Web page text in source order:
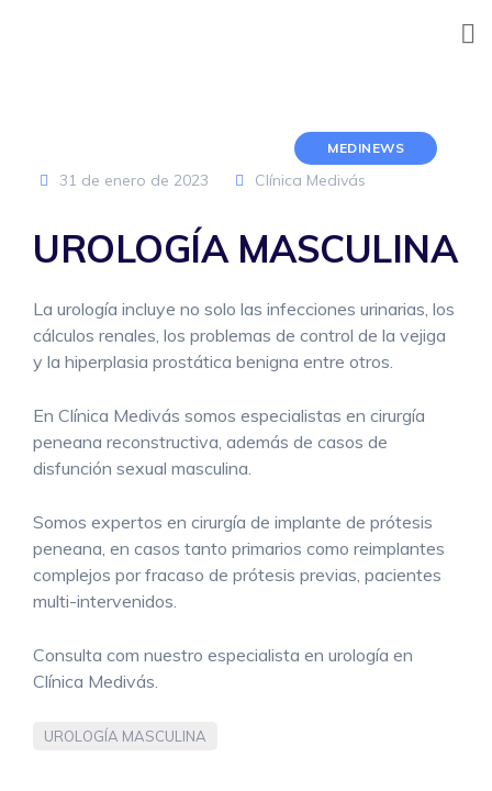
MEDINEWS
31 de enero de 2023 Clínica Medivás
UROLOGÍA MASCULINA
La urología incluye no solo las infecciones urinarias, los
cálculos renales, los problemas de control de la vejiga
y la hiperplasia prostática benigna entre otros.
En Clínica Medivás somos especialistas en cirurgía
peneana reconstructiva, además de casos de
disfunción sexual masculina.
Somos expertos en cirurgía de implante de prótesis
peneana, en casos tanto primarios como reimplantes
complejos por fracaso de prótesis previas, pacientes
multi-intervenidos.
Consulta com nuestro especialista en urología en
Clínica Medivás.
UROLOGÍA MASCULINA